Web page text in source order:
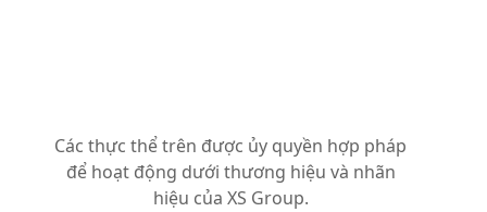
Các thực thể trên được ủy quyền hợp pháp
để hoạt động dưới thương hiệu và nhãn
hiệu của XS Group.